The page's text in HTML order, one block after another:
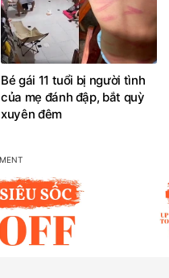
Bé gái 11 tuổi bị người tình
của mẹ đánh đập, bắt quỳ
xuyên đêm